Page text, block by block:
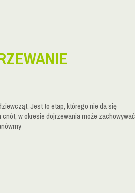
Jest to etap, którego nie da się
w okresie dojrzewania może zachowywać